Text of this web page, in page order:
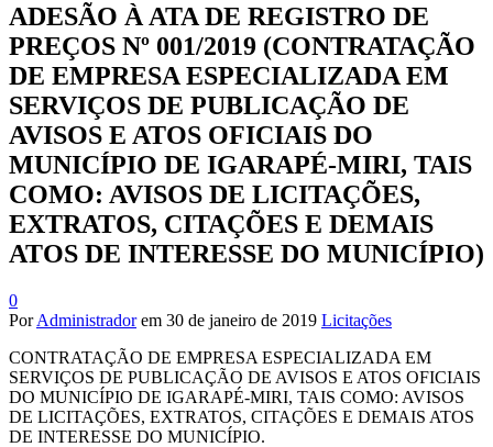
ADESÃO À ATA DE REGISTRO DE
PREÇOS Nº 001/2019 (CONTRATAÇÃO
DE EMPRESA ESPECIALIZADA EM
SERVIÇOS DE PUBLICAÇÃO DE
AVISOS E ATOS OFICIAIS DO
MUNICÍPIO DE IGARAPÉ-MIRI, TAIS
COMO: AVISOS DE LICITAÇÕES,
EXTRATOS, CITAÇÕES E DEMAIS
ATOS DE INTERESSE DO MUNICÍPIO)
0
PorAdministrador em 30 de janeiro de 2019 Licitações
CONTRATAÇÃO DE EMPRESA ESPECIALIZADA EM
SERVIÇOS DE PUBLICAÇÃO DE AVISOS E ATOS OFICIAIS
DO MUNICÍPIO DE IGARAPÉ-MIRI, TAIS COMO: AVISOS
DE LICITAÇÕES, EXTRATOS, CITAÇÕES E DEMAIS ATOS
DE INTERESSE DO MUNICÍPIO.